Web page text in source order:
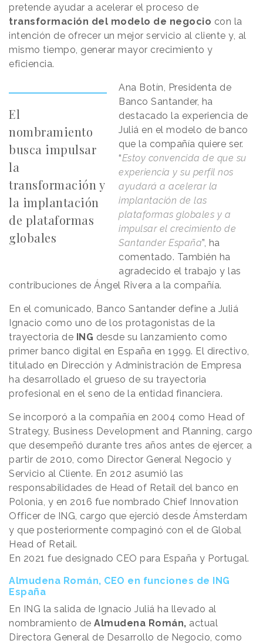
pretende ayudar a acelerar el proceso de
transformación del modelo de negocio con la
intención de ofrecer un mejor servicio al cliente y, al
mismo tiempo, generar mayor crecimiento y
eficiencia.
El
nombramiento
busca impulsar
la
transformación y
la implantación
de plataformas
globales
Ana Botín, Presidenta de
Banco Santander, ha
destacado la experiencia de
Juliá en el modelo de banco
que la compañía quiere ser.
“Estoy convencida de que su
experiencia y su perfil nos
ayudará a acelerar la
implantación de las
plataformas globales y a
impulsar el crecimiento de
Santander España”, ha
comentado. También ha
agradecido el trabajo y las
contribuciones de Ángel Rivera a la compañía.
En el comunicado, Banco Santander define a Juliá
Ignacio como uno de los protagonistas de la
trayectoria de
ING desde su lanzamiento como
primer banco digital en España en 1999. El directivo,
titulado en Dirección y Administración de Empresa
ha desarrollado el grueso de su trayectoria
profesional en el seno de la entidad financiera.
Se incorporó a la compañía en 2004 como Head of
Strategy, Business Development and Planning, cargo
que desempeñó durante tres años antes de ejercer, a
partir de 2010, como Director General Negocio y
Servicio al Cliente. En 2012 asumió las
responsabilidades de Head of Retail del banco en
Polonia, y en 2016 fue nombrado Chief Innovation
Officer de ING, cargo que ejerció desde Ámsterdam
y que posteriormente compaginó con el de Global
Head of Retail.
En 2021 fue designado CEO para España y Portugal.
Almudena Román, CEO en funciones de ING
España
En ING la salida de Ignacio Juliá ha llevado al
nombramiento de Almudena Román, actual
Directora General de Desarrollo de Negocio, como